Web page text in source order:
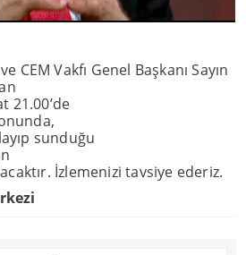
CEM Vakfı Genel Başkanı Sayın
21.00’de
sunduğu
İzlemenizi tavsiye ederiz.